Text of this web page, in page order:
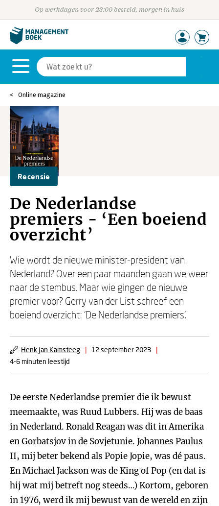
Op werkdagen voor 23:00 besteld, morgen in huis
Online magazine
Recensie
De Nederlandse
premiers - ‘Een boeiend
overzicht’
Wie wordt de nieuwe minister-president van
Nederland? Over een paar maanden gaan we weer
naar de stembus. Maar wie gingen de nieuwe
premier voor? Gerry van der List schreef een
boeiend overzicht: ‘De Nederlandse premiers’.
Henk Jan Kamsteeg | 12 september 2023
|
4-6 minuten leestijd
De eerste Nederlandse premier die ik bewust
meemaakte, was Ruud Lubbers. Hij was de baas
in Nederland. Ronald Reagan was dit in Amerika
en Gorbatsjov in de Sovjetunie. Johannes Paulus
II, mij beter bekend als Popie Jopie, was dé paus.
En Michael Jackson was de King of Pop (en dat is
hij wat mij betreft nog steeds…) Kortom, geboren
in 1976, werd ik mij bewust van de wereld en zijn